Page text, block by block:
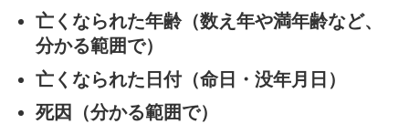
亡くなられた年齢（数え年や満年齢など、
分かる範囲で）
亡くなられた日付（命日・没年月日）
死因（分かる範囲で）